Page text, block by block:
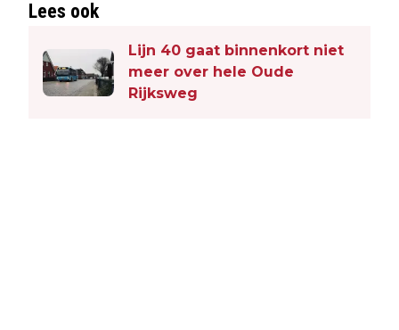
Lees ook
Lijn 40 gaat binnenkort niet
meer over hele Oude
Rijksweg